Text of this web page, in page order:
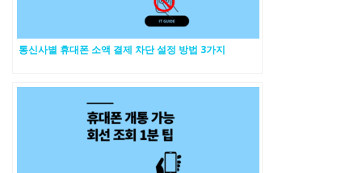
통신사별 휴대폰 소액 결제 차단 설정 방법 3가지